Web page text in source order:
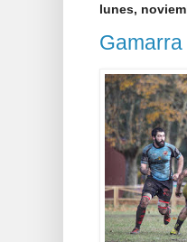
lunes,